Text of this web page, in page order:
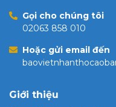
Gọi cho chúng tôi
02063 858 010
Hoặc gửi email đến
Giới thiệu